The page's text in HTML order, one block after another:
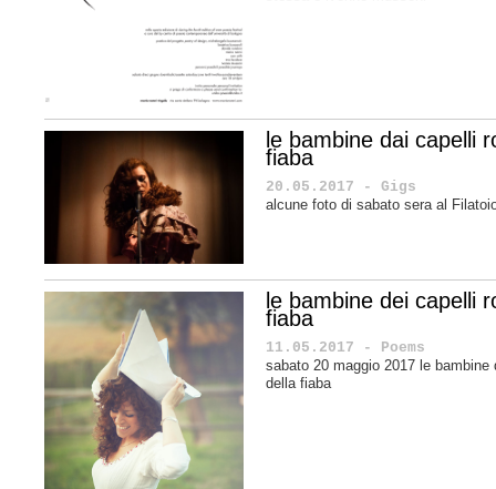
le bambine dai capelli
fiaba
20.05.2017 - Gigs
alcune foto di sabato sera al
le bambine dei capelli
fiaba
11.05.2017 - Poems
sabato 20 maggio 2017 le
della fiaba